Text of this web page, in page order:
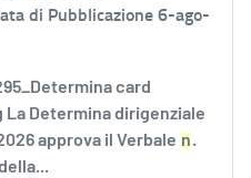
di Pubblicazione 6-ago-
card
La Determina dirigenziale
approva il Verbale n.